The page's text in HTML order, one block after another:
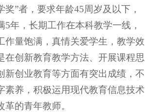
奖”者，要求年龄45周岁及以下，
5年，长期工作在本科教学一线，
作量饱满，真情关爱学生，教学效
在创新教育教学方法、开展课程思
新创业教育等方面有突出成绩，不
素养，积极运用现代教育信息技术
的青年教师。